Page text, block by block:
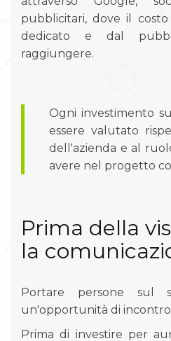
pubblicitari, dove il
dedicato e dal
raggiungere.
Ogni investimento
essere valutato
dell'azienda e al
avere nel progetto
Prima della
la
Portare persone sul
un'opportunità di
Prima di investire per